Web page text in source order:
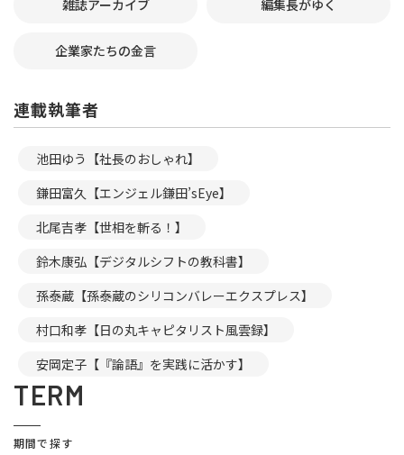
雑誌アーカイブ 編集長がゆく
企業家たちの金言
連載執筆者
池田ゆう【社長のおしゃれ】
鎌田富久【エンジェル鎌田’sEye】
北尾吉孝【世相を斬る！】
鈴木康弘【デジタルシフトの教科書】
孫泰蔵【孫泰蔵のシリコンバレーエクスプレス】
村口和孝【日の丸キャピタリスト風雲録】
安岡定子【『論語』を実践に活かす】
TERM
期間で探す